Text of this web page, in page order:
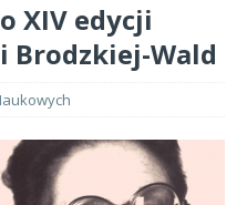
XIV edycji
Brodzkiej-Wald